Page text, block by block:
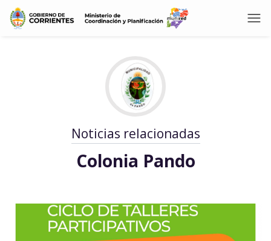
Noticias relacionadas
Colonia Pando